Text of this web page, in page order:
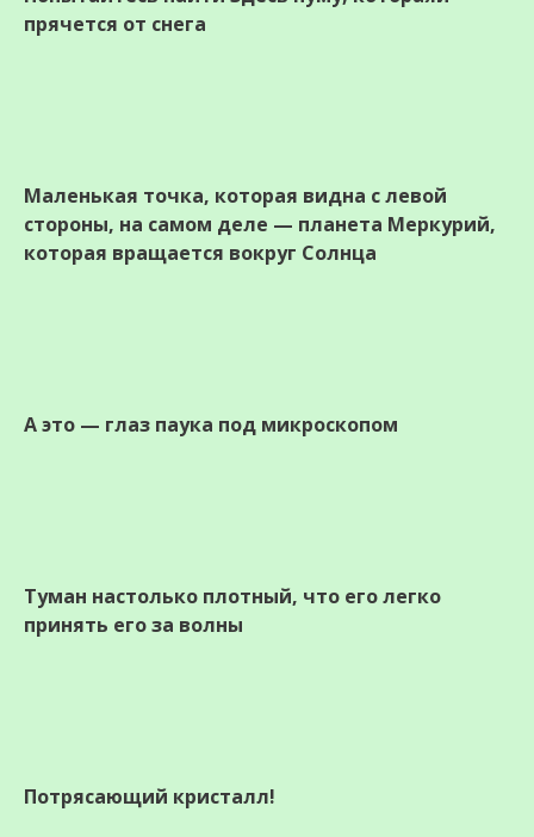
прячется от снега
Маленькая точка, которая видна с левой
стороны, на самом деле — планета Меркурий,
которая вращается вокруг Солнца
А это — глаз паука под микроскопом
Туман настолько плотный, что его легко
принять его за волны
Потрясающий кристалл!